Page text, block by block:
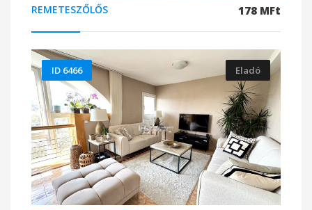
REMETESZŐLŐS 178 MFt
ID 6466 Eladó